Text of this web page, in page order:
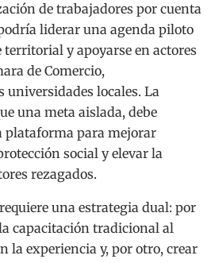
de trabajadores por cuenta
liderar una agenda piloto
y apoyarse en actores
de Comercio,
universidades locales. La
una meta aislada, debe
plataforma para mejorar
social y elevar la
rezagados.
una estrategia dual: por
capacitación tradicional al
la experiencia y, por otro, crear